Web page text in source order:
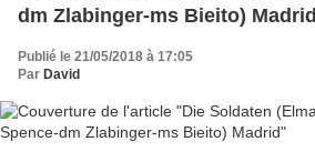
dm Zlabinger-ms Bieito) Madrid
Publié le 21/05/2018 à 17:05
Par David